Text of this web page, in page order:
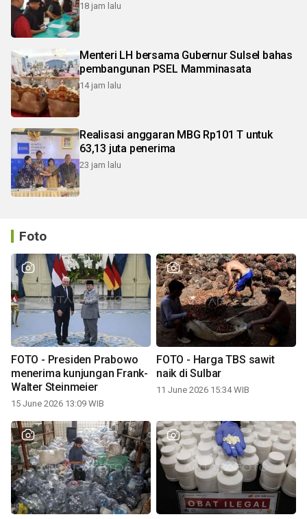
18 jam lalu
Menteri LH bersama Gubernur Sulsel bahas
pembangunan PSEL Mamminasata
14 jam lalu
Realisasi anggaran MBG Rp101 T untuk
63,13 juta penerima
23 jam lalu
Foto
FOTO - Presiden Prabowo
menerima kunjungan Frank-
Walter Steinmeier
15 June 2026 13:09 WIB
FOTO - Harga TBS sawit
naik di Sulbar
11 June 2026 15:34 WIB